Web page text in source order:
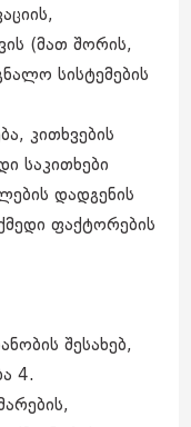
(მათ შორის,
სისტემების
კითხვების
საკითხები
დადგენის
ფაქტორების
შესახებ,
4.